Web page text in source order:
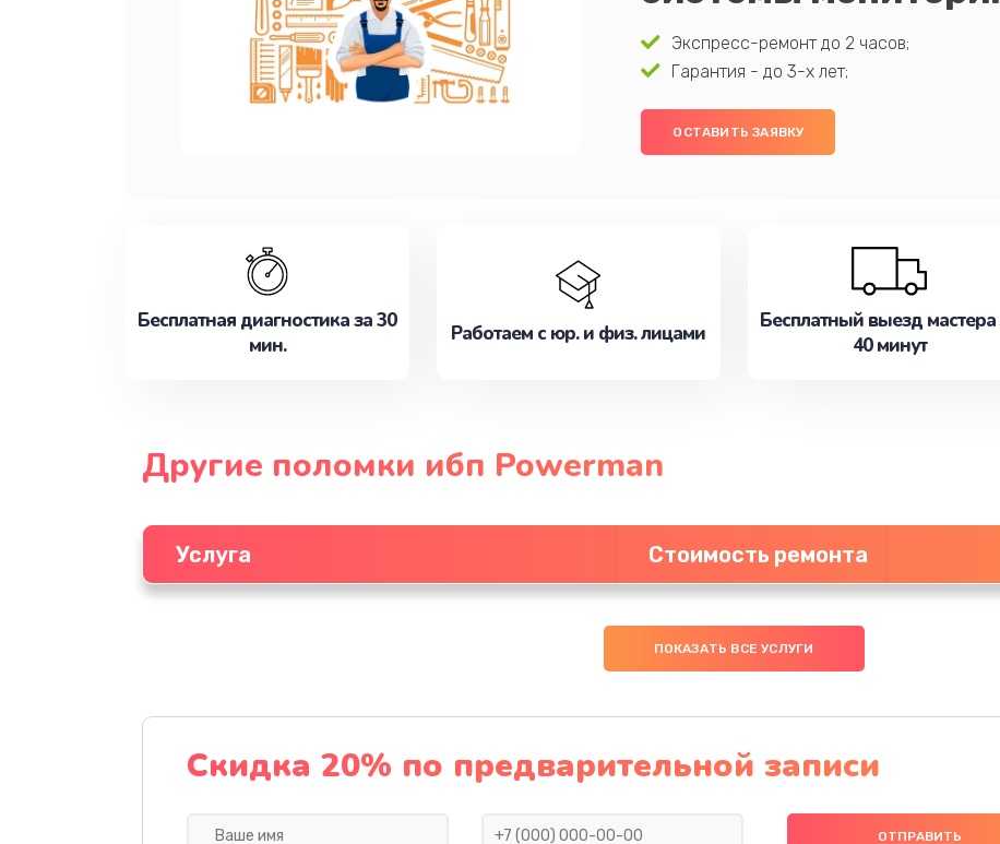
Экспресс-ремонт до 2 часов;
Гарантия - до 3-х лет;
ОСТАВИТЬ ЗАЯВКУ
Бесплатная диагностика за 30
мин.
Работаем с юр. и физ. лицами
Бесплатный выезд мастера
40 минут
Другие поломки ибп Powerman
Услуга Стоимость ремонта
ПОКАЗАТЬ ВСЕ УСЛУГИ
Скидка 20% по предварительной записи